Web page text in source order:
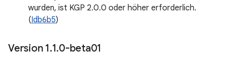
wurden, ist KGP 2.0.0 oder höher erforderlich.
(Idb6b5)
Version 1.1.0-beta01